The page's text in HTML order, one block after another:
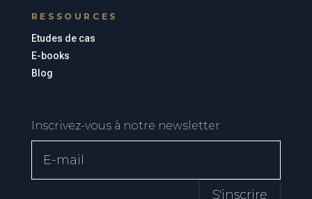
RESSOURCES
Etudes de cas
E-books
Blog
Inscrivez-vous à notre newsletter
S'inscrire